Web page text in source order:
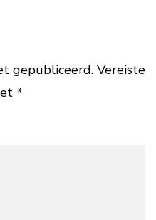
gepubliceerd. Vereiste
*